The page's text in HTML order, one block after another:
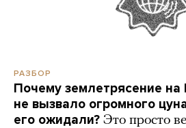
РАЗБОР
Почему землетрясение на
не вызвало огромного
его ожидали? Это просто